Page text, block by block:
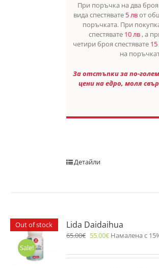
При поръчка на два
вида спестявате 5 лвот
поръчката. При
спестявате 10 лв , а
четири броя спестявате
на
За отстъпки за по-
цени на едро, моля
Детайли
Out of stock
Sale!
Lida Daidaihua
65.00€ 55.00€ Намалена с